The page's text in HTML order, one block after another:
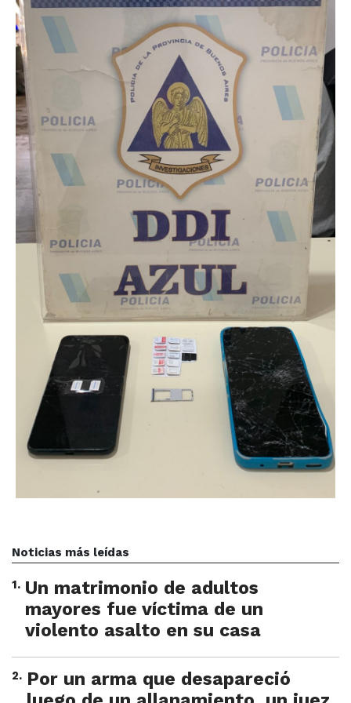
Noticias más leídas
1. Un matrimonio de adultos
mayores fue víctima de un
violento asalto en su casa
2. Por un arma que desapareció